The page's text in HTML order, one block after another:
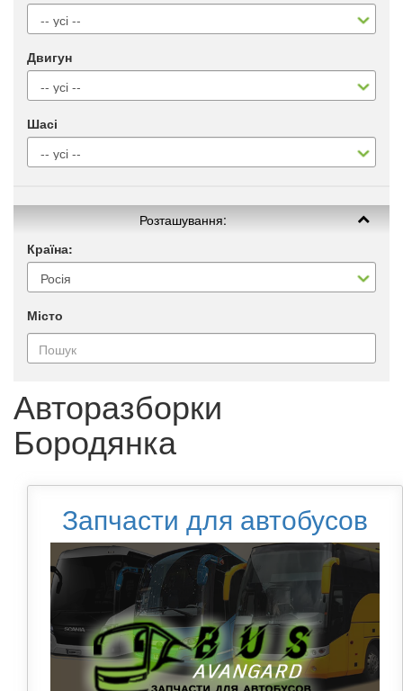
Двигун
Шасі
Розташування:
Країна:
Місто
Авторазборки
Бородянка
Запчасти для автобусов